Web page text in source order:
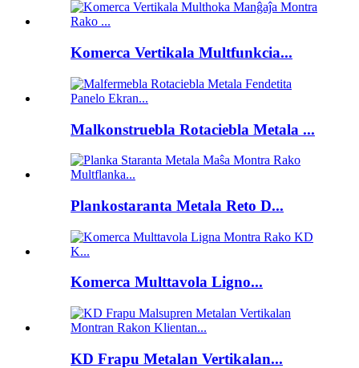
Komerca Vertikala Multfunkcia...
Malkonstruebla Rotaciebla Metala ...
Plankostaranta Metala Reto D...
Komerca Multtavola Ligno...
KD Frapu Metalan Vertikalan...